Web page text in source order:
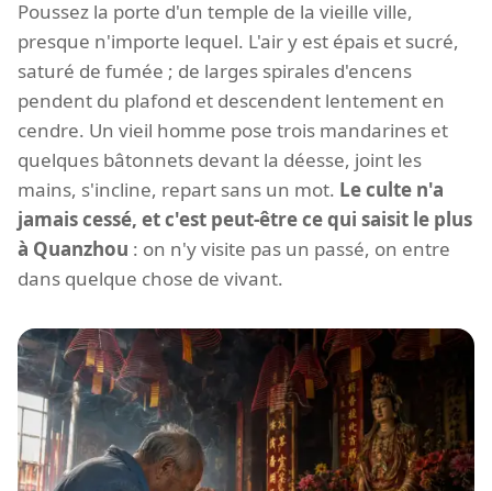
Poussez la porte d'un temple de la vieille ville,
presque n'importe lequel. L'air y est épais et sucré,
saturé de fumée ; de larges spirales d'encens
pendent du plafond et descendent lentement en
cendre. Un vieil homme pose trois mandarines et
quelques bâtonnets devant la déesse, joint les
mains, s'incline, repart sans un mot. Le culte n'a
jamais cessé, et c'est peut-être ce qui saisit le plus
à Quanzhou : on n'y visite pas un passé, on entre
dans quelque chose de vivant.